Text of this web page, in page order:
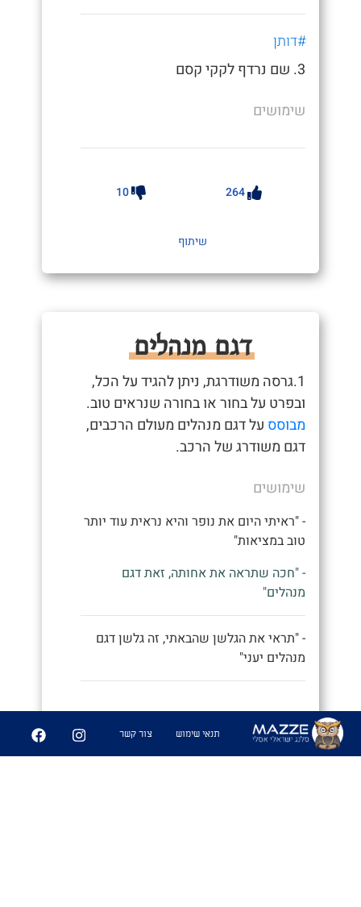
#דותן
3. שם נרדף לקקי קסם
שימושים
264
10
שיתוף
דגם מנהלים
1.גרסה משודרגת, ניתן להגיד על הכל,
ובפרט על בחור או בחורה שנראים טוב.
מבוסס על דגם מנהלים מעולם הרכבים,
דגם משודרג של הרכב.
שימושים
- "ראיתי היום את נופר והיא נראית עוד יותר
טוב במציאות"
- "חכה שתראה את אחותה, זאת דגם
מנהלים"
- "תראי את הגלשן שהבאתי, זה גלשן דגם
מנהלים יעני"
תנאי שימוש צור קשר